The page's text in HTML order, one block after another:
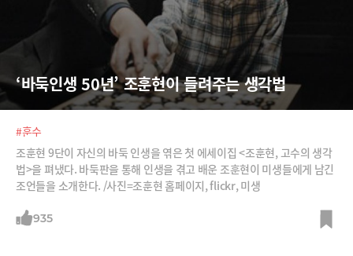
‘바둑인생 50년’ 조훈현이 들려주는 생각법
#훈수
조훈현 9단이 자신의 바둑 인생을 엮은 첫 에세이집 <조훈현, 고수의 생각
법>을 펴냈다. 바둑판을 통해 인생을 겪고 배운 조훈현이 미생들에게 남긴
조언들을 소개한다. /사진=조훈현 홈페이지, flickr, 미생
935